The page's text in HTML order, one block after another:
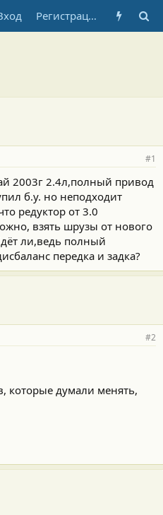
Регистрация
#1
2003г 2.4л,полный привод
б.у. но неподходит
редуктор от 3.0
взять шрузы от нового
ли,ведь полный
передка и задка?
#2
которые думали менять,